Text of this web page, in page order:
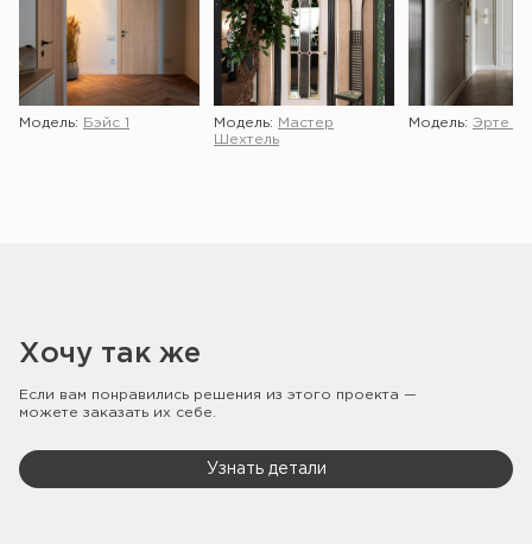
Модель: Бэйс 1 Модель:
Мастер
Шехтель
Модель: Эрте 2
Хочу так же
Если вам понравились решения из этого проекта —
можете заказать их себе.
Узнать детали